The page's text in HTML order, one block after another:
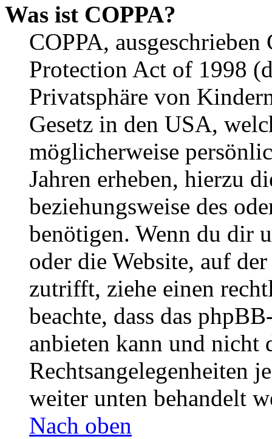
Was ist COPPA?
COPPA,
Protection Act of 1998
Privatsphäre von
Gesetz in den USA,
möglicherweise
Jahren erheben, hierzu
beziehungsweise des
benötigen. Wenn du dir
oder die Website, auf
zutrifft, ziehe einen
beachte, dass das
anbieten kann und nicht
Rechtsangelegenheiten
weiter unten behandelt
Nach oben